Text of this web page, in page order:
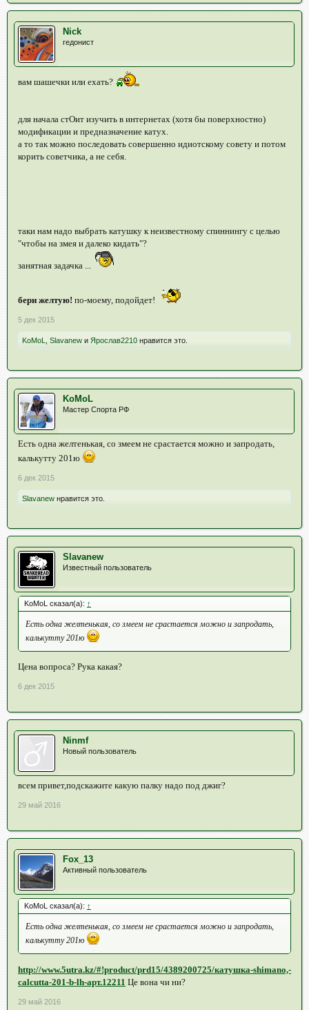
Nick
гедонист
вам шашечки или ехать?
для начала стОит изучить в интернетах (хотя бы поверхностно)
модификации и предназначение катух.
а то так можно последовать совершенно идиотскому совету и потом
корить советчика, а не себя.
таки нам надо выбрать катушку к неизвестному спиннингу с целью
"чтобы на змея и далеко кидать"?
занятная задачка ...
бери желтую! по-моему, подойдет!
5 дек 2015
KoMoL Slavanew и Ярослав2210 нравится это.
KoMoL
Мастер Спорта РФ
Есть одна желтенькая, со змеем не срастается можно и запродать,
калькутту 201ю
6 дек 2015
Slavanew нравится это.
Slavanew
Известный пользователь
KoMoL сказал(а): ↑
Есть одна желтенькая, со змеем не срастается можно и запродать,
калькутту 201ю
Цена вопроса? Рука какая?
6 дек 2015
Ninmf
Новый пользователь
всем привет,подскажите какую палку надо под джиг?
29 май 2016
Fox_13
Активный пользователь
KoMoL сказал(а): ↑
Есть одна желтенькая, со змеем не срастается можно и запродать,
калькутту 201ю
http://www.5utra.kz/#!product/prd15/4389200725/катушка-shimano,-
calcutta-201-b-lh-арт.12211 Це вона чи ни?
29 май 2016